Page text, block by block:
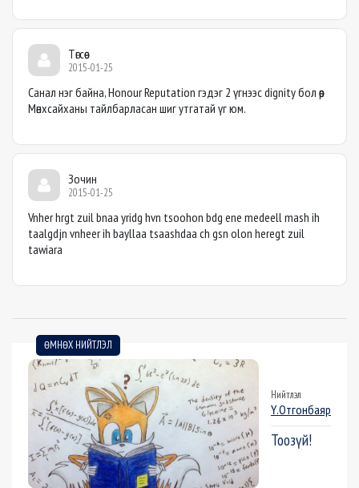
Төгсөө
2015-01-25
Санал нэг байна, Honour Reputation гэдэг 2 үгнээс dignity бол өөр
Мөнхсайханы тайлбарласан шиг утгатай үг юм.
Зочин
2015-01-25
Vnher hrgt zuil bnaa yridg hvn tsoohon bdg ene medeell mash ih
taalgdjn vnheer ih bayllaa tsaashdaa ch gsn olon heregt zuil
tawiara
ӨМНӨХ НИЙТЛЭЛ
Нийтлэл
Ү.Отгонбаяр
Тоозүй!